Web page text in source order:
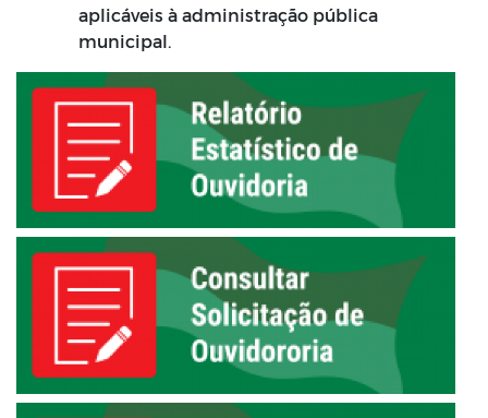
aplicáveis à administração pública
municipal.